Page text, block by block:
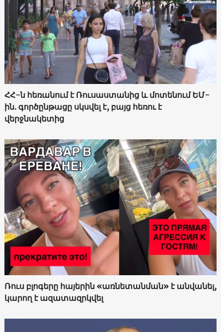
ՀՀ-ն հեռանում է Ռուսաստանից և մոտենում ԵՄ-
ին. գործընթացը սկսվել է, բայց հեռու է
վերջնակետից
Ռուս բլոգերը հայերին «առնետանման» է անվանել,
կարող է ազատազրկվել